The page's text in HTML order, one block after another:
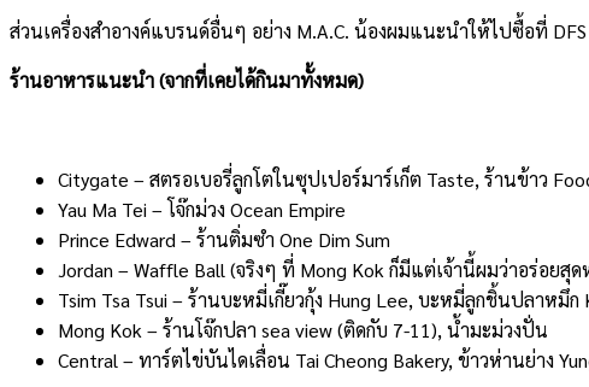
ส่วนเครื่องสำอางค์แบรนด์อื่นๆ อย่าง M.A.C. น้องผมแนะนำให้ไปซื้อที่ DFS
ร้านอาหารแนะนำ (จากที่เคยได้กินมาทั้งหมด)
Citygate – สตรอเบอรี่ลูกโตในซุปเปอร์มาร์เก็ต Taste, ร้านข้าว
Yau Ma Tei – โจ๊กม่วง Ocean Empire
Prince Edward – ร้านติ่มซำ One Dim Sum
Jordan – Waffle Ball (จริงๆ ที่ Mong Kok ก็มีแต่เจ้านี้ผมว่าอร่อยสุด
Tsim Tsa Tsui – ร้านบะหมี่เกี๊ยวกุ้ง Hung Lee, บะหมี่ลูกชิ้นปลาหมึก
Mong Kok – ร้านโจ๊กปลา sea view (ติดกับ 7-11), น้ำมะม่วงปั่น
Central – ทาร์ตไข่บันไดเลื่อน Tai Cheong Bakery, ข้าวห่านย่าง